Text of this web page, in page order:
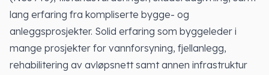
lang erfaring fra kompliserte bygge- og
anleggsprosjekter. Solid erfaring som byggeleder i
mange prosjekter for vannforsyning, fjellanlegg,
rehabilitering av avløpsnett samt annen infrastruktur